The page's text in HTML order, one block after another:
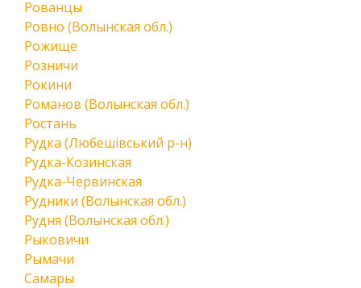
Рованцы
Ровно (Волынская обл.)
Рожище
Розничи
Рокини
Романов (Волынская обл.)
Ростань
Рудка (Любешівський р-н)
Рудка-Козинская
Рудка-Червинская
Рудники (Волынская обл.)
Рудня (Волынская обл.)
Рыковичи
Рымачи
Самары